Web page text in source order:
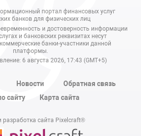
портал финансовых услуг
банков для физических лиц
и достоверность информации
и банковских реквизитах несут
банки-участники данной
платформы.
6 августа 2026, 17:43 (GMT+5)
Новости
Обратная связь
сайту
Карта сайта
разработка сайта Pixelcraft®